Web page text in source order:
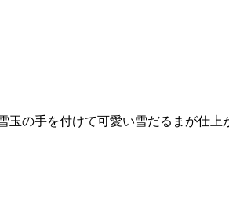
玉の手を付けて可愛い雪だるまが仕上